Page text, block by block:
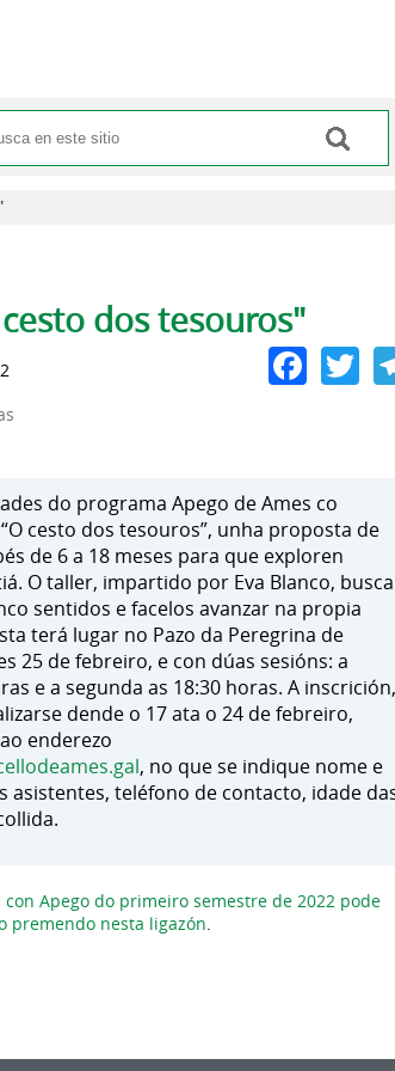
de búsqueda
dos tesouros"
do programa Apego de Ames co
cesto dos tesouros”, unha proposta de
de 6 a 18 meses para que exploren
O taller, impartido por Eva Blanco, busca
sentidos e facelos avanzar na propia
terá lugar no Pazo da Peregrina de
25 de febreiro, e con dúas sesións: a
e a segunda as 18:30 horas. A inscrición,
dende o 17 ata o 24 de febreiro,
enderezo
, no que se indique nome e
asistentes, teléfono de contacto, idade
Apego do primeiro semestre de 2022 pode
premendo nesta ligazón.